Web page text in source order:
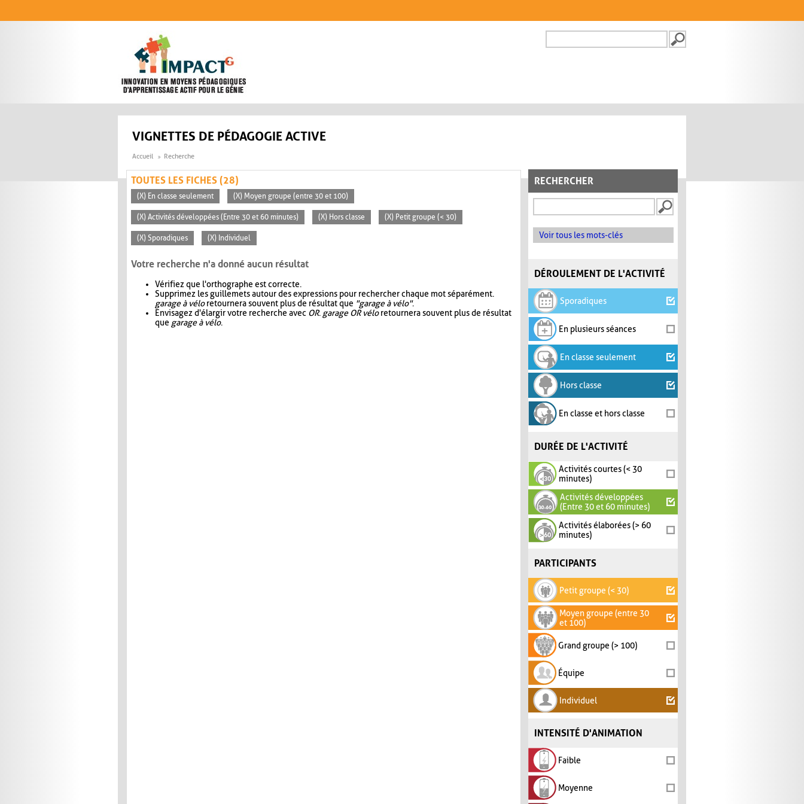
FORMULAIRE DE
VIGNETTES DE PÉDAGOGIE ACTIVE
Accueil Recherche
RECHERCHER
Voir tous les mots-clés
DÉROULEMENT DE L'ACTIVITÉ
Sporadiques
En plusieurs séances
En classe seulement
Hors classe
En classe et hors classe
DURÉE DE L'ACTIVITÉ
Activités courtes (< 30
minutes)
Activités développées
(Entre 30 et 60 minutes)
Activités élaborées (> 60
minutes)
PARTICIPANTS
Petit groupe (< 30)
Moyen groupe (entre 30
et 100)
Grand groupe (> 100)
Équipe
Individuel
INTENSITÉ D'ANIMATION
Faible
Moyenne
TOUTES LES FICHES (28)
(X) En classe seulement (X) Moyen groupe (entre 30 et 100)
(X) Activités développées (Entre 30 et 60 minutes) (X) Hors classe (X) Petit groupe (< 30)
(X) Sporadiques (X) Individuel
Votre recherche n'a donné aucun résultat
Vérifiez que l'orthographe est correcte.
Supprimez les guillemets autour des expressions pour rechercher chaque mot séparément.
garage à véloretournera souvent plus de résultat que "garage à vélo".
Envisagez d'élargir votre recherche avec OR. garage OR véloretournera souvent plus de résultat
que garage à vélo.